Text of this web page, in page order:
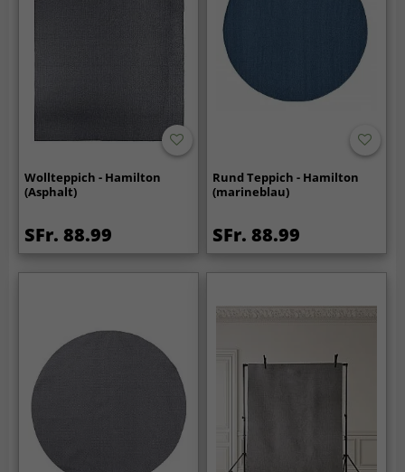
Wollteppich - Hamilton
(Asphalt)
SFr. 88.99
Rund Teppich - Hamilton
(marineblau)
SFr. 88.99